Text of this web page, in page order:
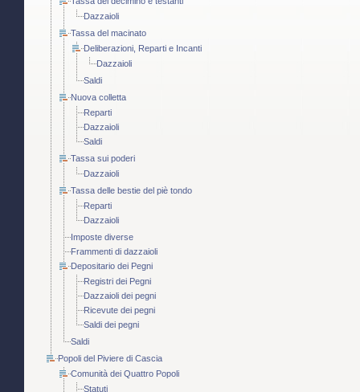
Dazzaioli
Tassa del macinato
Deliberazioni, Reparti e Incanti
Dazzaioli
Saldi
Nuova colletta
Reparti
Dazzaioli
Saldi
Tassa sui poderi
Dazzaioli
Tassa delle bestie del piè tondo
Reparti
Dazzaioli
Imposte diverse
Frammenti di dazzaioli
Depositario dei Pegni
Registri dei Pegni
Dazzaioli dei pegni
Ricevute dei pegni
Saldi dei pegni
Saldi
Popoli del Piviere di Cascia
Comunità dei Quattro Popoli
Statuti